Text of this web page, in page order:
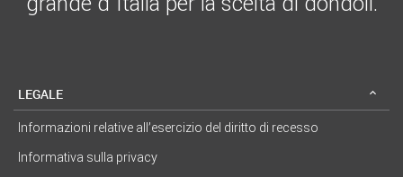
LEGALE
Informazioni relative all’esercizio del diritto di recesso
Informativa sulla privacy